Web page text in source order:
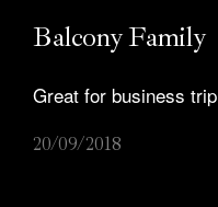
Balcony Family
Great for business trip
20/09/2018